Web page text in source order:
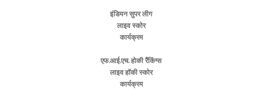
इंडियन सुपर लीग
लाइव स्कोर
कार्यक्रम
एफ.आई.एच. होकी रैंकिंग्स
लाइव हॉकी स्कोर
कार्यक्रम